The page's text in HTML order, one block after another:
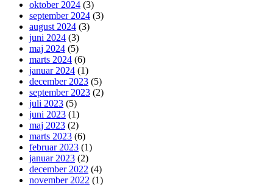
oktober 2024 (3)
september 2024 (3)
august 2024 (3)
juni 2024 (3)
maj 2024 (5)
marts 2024 (6)
januar 2024 (1)
december 2023 (5)
september 2023 (2)
juli 2023 (5)
juni 2023 (1)
maj 2023 (2)
marts 2023 (6)
februar 2023 (1)
januar 2023 (2)
december 2022 (4)
november 2022 (1)